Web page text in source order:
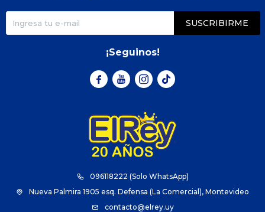
096118222 (Solo WhatsApp)
Nueva Palmira 1905 esq. Defensa (La Comercial), Montevideo
contacto@elrey.uy
SUSCRIBIRME
¡Seguinos!
  